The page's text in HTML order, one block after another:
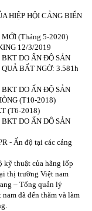
HIỆP HỘI CẢNG BIỂN
(Tháng 5-2020)
12/3/2019
BKT DO ẤN ĐỘ SẢN
BẤT NGỜ: 3.581h
BKT DO ẤN ĐỘ SẢN
(T10-2018)
(T6-2018)
BKT DO ẤN ĐỘ SẢN
- Ấn độ tại các cảng
kỹ thuật của hãng lốp
thị trường Việt nam
– Tổng quản lý
đã đến thăm và làm